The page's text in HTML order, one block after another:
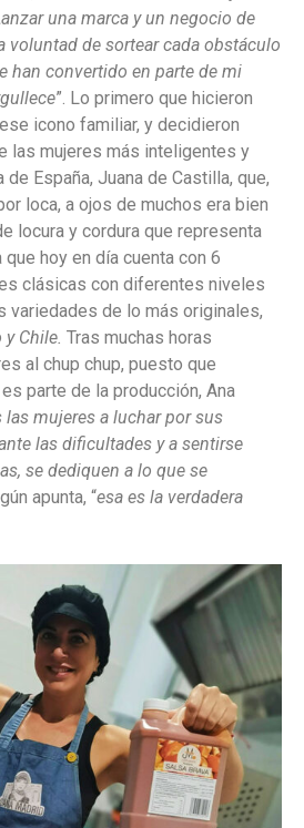
una marca y un negocio de
voluntad de sortear cada obstáculo
han convertido en parte de mi
”. Lo primero que hicieron
icono familiar, y decidieron
las mujeres más inteligentes y
España, Juana de Castilla, que,
loca, a ojos de muchos era bien
locura y cordura que representa
hoy en día cuenta con 6
clásicas con diferentes niveles
variedades de lo más originales,
Chile. Tras muchas horas
al chup chup, puesto que
parte de la producción, Ana
las mujeres a luchar por sus
las dificultades y a sentirse
se dediquen a lo que se
apunta, “esa es la verdadera